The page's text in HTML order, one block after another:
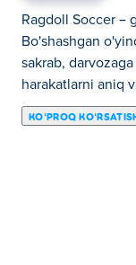
Ragdoll Soccer –
Bo'shashgan
sakrab,
harakatlarni aniq
KOʻPROQ
o'yinchilaringizni
qiling, sakrab
Har bir o'yin